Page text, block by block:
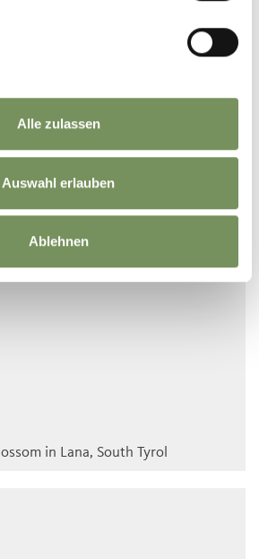
Alle zulassen
Auswahl erlauben
Ablehnen
Webcam Texelbahn
in Lana, South Tyrol